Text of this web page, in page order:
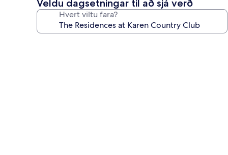
Veldu dagsetningar til að sjá verð
Hvert viltu fara?